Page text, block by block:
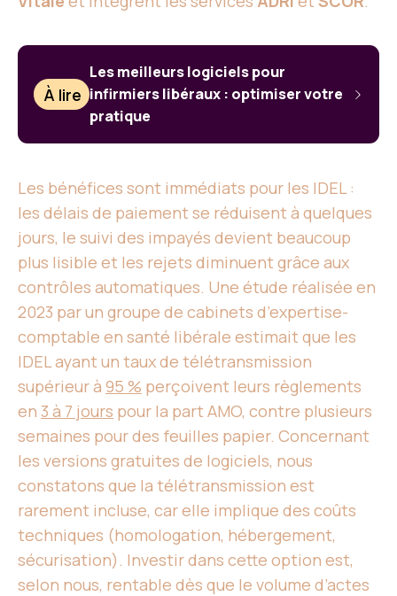
À lire
Les meilleurs logiciels pour
infirmiers libéraux : optimiser votre
pratique
Les bénéfices sont immédiats pour les IDEL :
les délais de paiement se réduisent à quelques
jours, le suivi des impayés devient beaucoup
plus lisible et les rejets diminuent grâce aux
contrôles automatiques. Une étude réalisée en
2023 par un groupe de cabinets d’expertise-
comptable en santé libérale estimait que les
IDEL ayant un taux de télétransmission
supérieur à 95 % perçoivent leurs règlements
en 3 à 7 jours pour la part AMO, contre plusieurs
semaines pour des feuilles papier. Concernant
les versions gratuites de logiciels, nous
constatons que la télétransmission est
rarement incluse, car elle implique des coûts
techniques (homologation, hébergement,
sécurisation). Investir dans cette option est,
selon nous, rentable dès que le volume d’actes